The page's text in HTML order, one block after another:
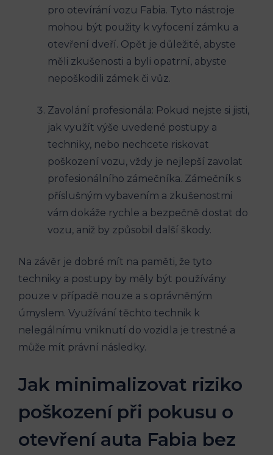
pro otevírání vozu Fabia. Tyto⁢ nástroje
mohou být ⁤použity k vyfocení zámku a
otevření dveří. Opět je ​důležité,⁣ abyste
měli zkušenosti a ‌byli opatrní, abyste
nepoškodili zámek či vůz.
Zavolání profesionála: Pokud ‌nejste si jisti,
‌jak využít výše uvedené postupy a
techniky, nebo nechcete riskovat
‌poškození vozu,⁢ vždy je​ nejlepší zavolat
profesionálního zámečníka. Zámečník s
‌příslušným vybavením a zkušenostmi
vám dokáže rychle a bezpečně dostat do
vozu, aniž by způsobil další škody.
Na závěr je dobré mít na paměti, že tyto
techniky a postupy‍ by měly být používány ​
pouze v případě ⁤nouze ‌a s oprávněným
úmyslem. Využívání těchto technik k
nelegálnímu vniknutí do vozidla je trestné a
může mít právní následky.
Jak minimalizovat riziko
poškození při pokusu o
otevření auta Fabia bez